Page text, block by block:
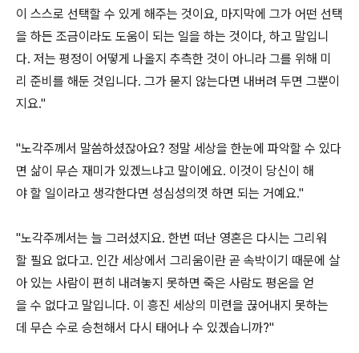
이 스스로 선택할 수 있게 해주는 것이요, 마지막에 그가 어떤 선택
을 하든 조금이라도 도움이 되는 일을 하는 것이다, 하고 말입니
다. 저는 평정이 어떻게 나올지 추측한 것이 아니라 그를 위해 미
리 준비를 해둔 것입니다. 그가 묻지 않는다면 내버려 두면 그뿐이
지요."
"노각주께서 말씀하셨잖아요? 정말 세상을 한눈에 파악할 수 있다
면 삶이 무슨 재미가 있겠느냐고 말이에요. 이것이 당신이 해
야 할 일이라고 생각한다면 성심성의껏 하면 되는 거예요."
"노각주께서는 늘 그러셨지요. 한번 떠난 영혼은 다시는 그리워
할 필요 없다고. 인간 세상에서 그리움이란 곧 속박이기 때문에 살
아 있는 사람이 편히 내려놓지 못하면 죽은 사람도 평온을 얻
을 수 없다고 말입니다. 이 흥진 세상의 미련을 끊어내지 못하는
데 무슨 수로 승천해서 다시 태어나 수 있겠습니까?"